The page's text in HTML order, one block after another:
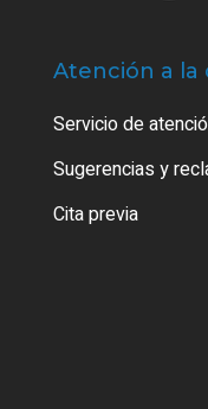
Atención a la
Servicio de
Sugerencias y
Cita previa